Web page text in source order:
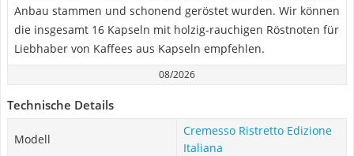
Anbau stammen und schonend geröstet wurden. Wir können
die insgesamt 16 Kapseln mit holzig-rauchigen Röstnoten für
Liebhaber von Kaffees aus Kapseln empfehlen.
08/2026
Technische Details
Modell
Cremesso Ristretto Edizione
Italiana